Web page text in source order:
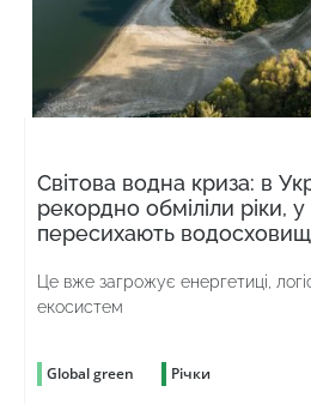
Світова водна криза: в
рекордно обміліли ріки,
пересихають
Це вже загрожує енергетиці,
екосистем
Global green Річки